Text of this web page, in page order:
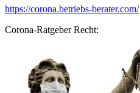
https://corona.betriebs-berater.com/
Corona-Ratgeber Recht: